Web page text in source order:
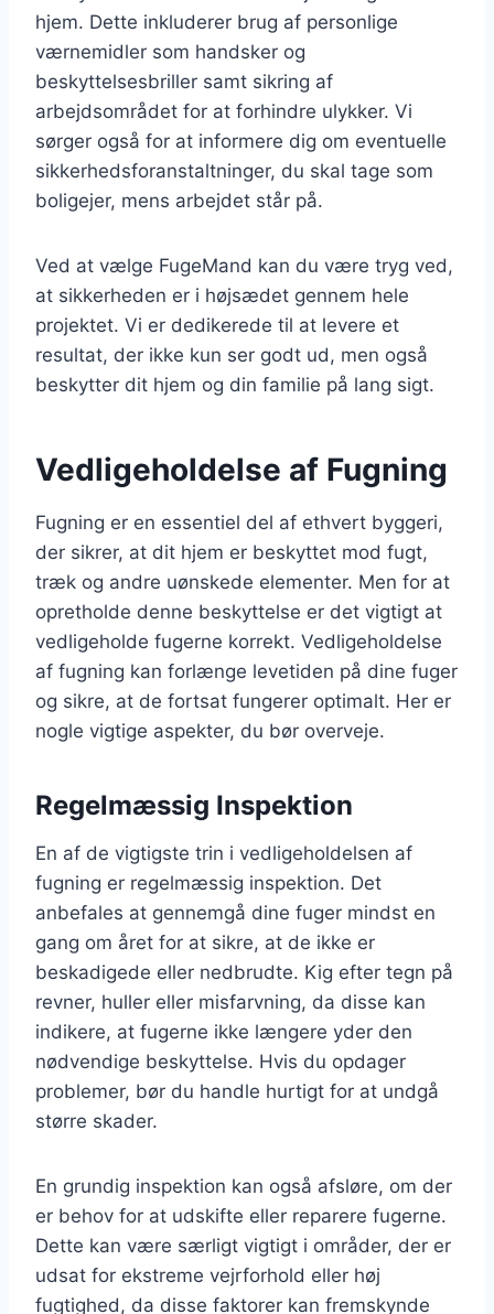
hjem. Dette inkluderer brug af personlige
værnemidler som handsker og
beskyttelsesbriller samt sikring af
arbejdsområdet for at forhindre ulykker. Vi
sørger også for at informere dig om eventuelle
sikkerhedsforanstaltninger, du skal tage som
boligejer, mens arbejdet står på.
Ved at vælge FugeMand kan du være tryg ved,
at sikkerheden er i højsædet gennem hele
projektet. Vi er dedikerede til at levere et
resultat, der ikke kun ser godt ud, men også
beskytter dit hjem og din familie på lang sigt.
Vedligeholdelse af Fugning
Fugning er en essentiel del af ethvert byggeri,
der sikrer, at dit hjem er beskyttet mod fugt,
træk og andre uønskede elementer. Men for at
opretholde denne beskyttelse er det vigtigt at
vedligeholde fugerne korrekt. Vedligeholdelse
af fugning kan forlænge levetiden på dine fuger
og sikre, at de fortsat fungerer optimalt. Her er
nogle vigtige aspekter, du bør overveje.
Regelmæssig Inspektion
En af de vigtigste trin i vedligeholdelsen af
fugning er regelmæssig inspektion. Det
anbefales at gennemgå dine fuger mindst en
gang om året for at sikre, at de ikke er
beskadigede eller nedbrudte. Kig efter tegn på
revner, huller eller misfarvning, da disse kan
indikere, at fugerne ikke længere yder den
nødvendige beskyttelse. Hvis du opdager
problemer, bør du handle hurtigt for at undgå
større skader.
En grundig inspektion kan også afsløre, om der
er behov for at udskifte eller reparere fugerne.
Dette kan være særligt vigtigt i områder, der er
udsat for ekstreme vejrforhold eller høj
fugtighed, da disse faktorer kan fremskynde